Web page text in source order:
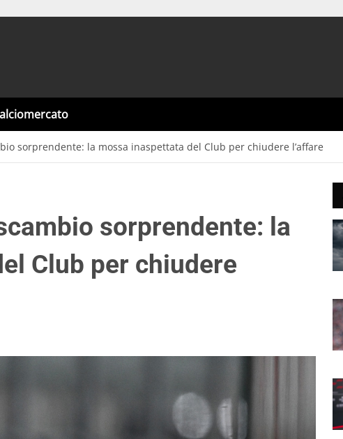
sorprendente: la mossa inaspettata del Club per chiudere l’affare
sorprendente: la
Club per chiudere